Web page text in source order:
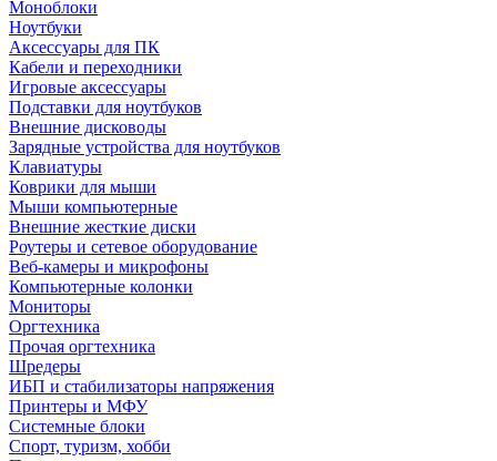
Моноблоки
Ноутбуки
Аксессуары для ПК
Кабели и переходники
Игровые аксессуары
Подставки для ноутбуков
Внешние дисководы
Зарядные устройства для ноутбуков
Клавиатуры
Коврики для мыши
Мыши компьютерные
Внешние жесткие диски
Роутеры и сетевое оборудование
Веб-камеры и микрофоны
Компьютерные колонки
Мониторы
Оргтехника
Прочая оргтехника
Шредеры
ИБП и стабилизаторы напряжения
Принтеры и МФУ
Системные блоки
Спорт, туризм, хобби